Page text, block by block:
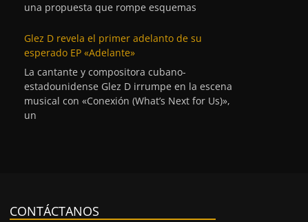
una propuesta que rompe esquemas
Glez D revela el primer adelanto de su
esperado EP «Adelante»
La cantante y compositora cubano-
estadounidense Glez D irrumpe en la escena
musical con «Conexión (What’s Next for Us)»,
un
CONTÁCTANOS